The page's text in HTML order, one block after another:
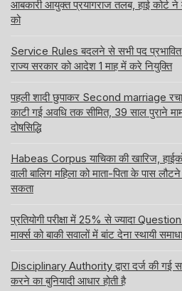
आबकारी आयुक्त प्रयागराज तलब, हाई कोर्ट ने
को
Service Rules बदलने से सभी पद प्रभावित
राज्य सरकार को आदेश 1 माह में करे नियुक्ति
पहली शादी छुपाकर Second marriage
काटी गई अवधि तक सीमित, 39 साल पुराने
दोषसिद्धि
Habeas Corpus याचिका की खारिज,
वाली बालिग महिला को माता-पिता के पास
सकता
प्रतियोगी परीक्षा में 25% से ज्यादा
मार्क्स को बाकी सवालों में बांट देना स्थायी
Disciplinary Authority द्वारा दर्ज की गई
करने का बुनियादी आधार होती है